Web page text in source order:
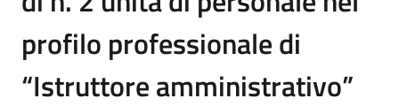
profilo professionale di
“Istruttore amministrativo”